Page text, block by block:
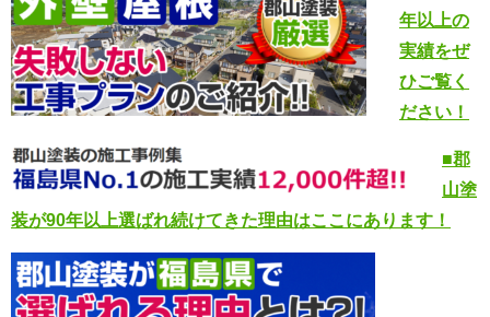
年以上の
実績をぜ
ひご覧く
ださい！
■郡
山塗
装が90年以上選ばれ続けてきた理由はここにあります！